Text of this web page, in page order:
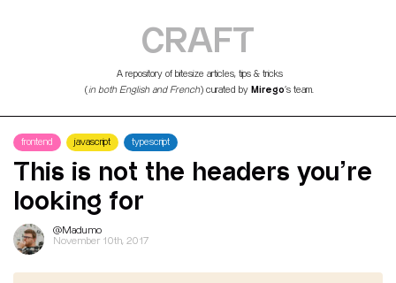
CRAFT
A repository of bitesize articles, tips & tricks
( in both English and French) curated by Mirego’s team.
frontend javascript typescript
This is not the headers you’re
looking for
@Madumo
November 10th, 2017